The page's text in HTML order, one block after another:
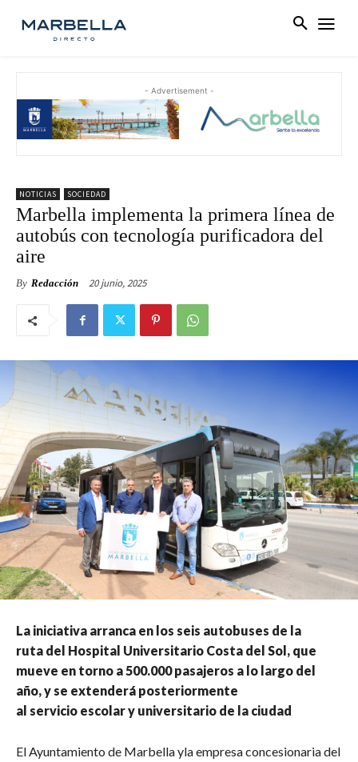
- Advertisement -
NOTICIAS SOCIEDAD
Marbella implementa la primera línea de
autobús con tecnología purificadora del
aire
By Redacción 20 junio, 2025
La iniciativa arranca en los seis autobuses de la
ruta del Hospital Universitario Costa del Sol, que
mueve en torno a 500.000 pasajeros a lo largo del
año, y se extenderá posteriormente
al servicio escolar y universitario de la ciudad
El Ayuntamiento de Marbella yla empresa concesionaria del